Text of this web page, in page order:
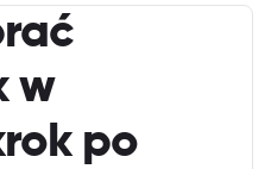
w
po